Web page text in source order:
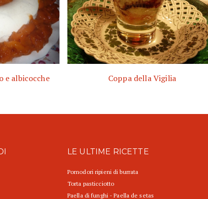
e albicocche Coppa della Vigilia
LE ULTIME RICETTE
Pomodori ripieni di burrata
Torta pasticciotto
Paella di funghi - Paella de setas